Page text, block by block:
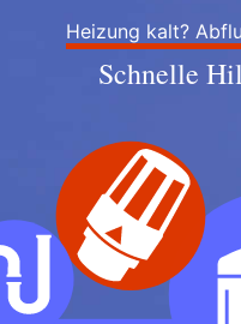
Heizung kalt?
Schnelle